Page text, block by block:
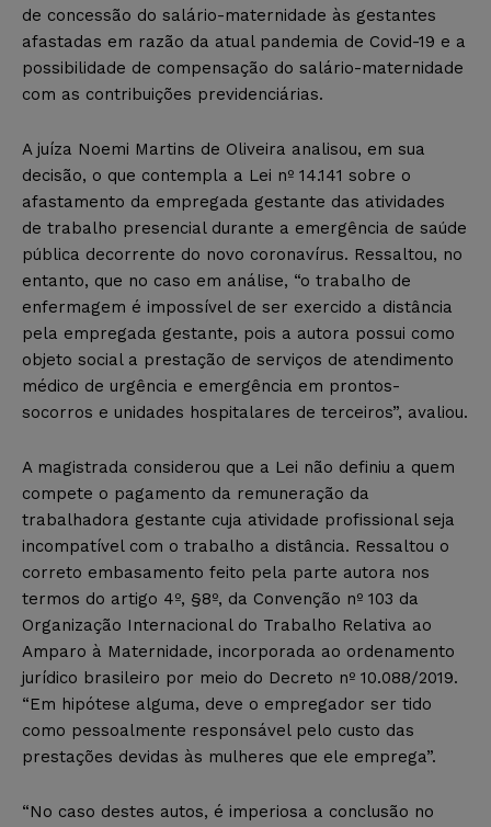
de concessão do salário-maternidade às gestantes
afastadas em razão da atual pandemia de Covid-19 e a
possibilidade de compensação do salário-maternidade
com as contribuições previdenciárias.
A juíza Noemi Martins de Oliveira analisou, em sua
decisão, o que contempla a Lei nº 14.141 sobre o
afastamento da empregada gestante das atividades
de trabalho presencial durante a emergência de saúde
pública decorrente do novo coronavírus. Ressaltou, no
entanto, que no caso em análise, “o trabalho de
enfermagem é impossível de ser exercido a distância
pela empregada gestante, pois a autora possui como
objeto social a prestação de serviços de atendimento
médico de urgência e emergência em prontos-
socorros e unidades hospitalares de terceiros”, avaliou.
A magistrada considerou que a Lei não definiu a quem
compete o pagamento da remuneração da
trabalhadora gestante cuja atividade profissional seja
incompatível com o trabalho a distância. Ressaltou o
correto embasamento feito pela parte autora nos
termos do artigo 4º, §8º, da Convenção nº 103 da
Organização Internacional do Trabalho Relativa ao
Amparo à Maternidade, incorporada ao ordenamento
jurídico brasileiro por meio do Decreto nº 10.088/2019.
“Em hipótese alguma, deve o empregador ser tido
como pessoalmente responsável pelo custo das
prestações devidas às mulheres que ele emprega”.
“No caso destes autos, é imperiosa a conclusão no